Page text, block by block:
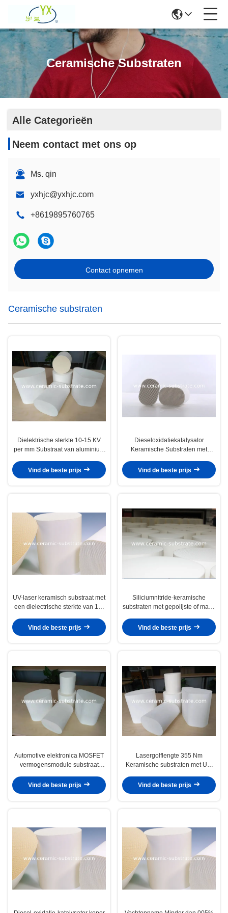
Ceramische Substraten
Alle Categorieën
Neem contact met ons op
Ms. qin
yxhjc@yxhjc.com
+8619895760765
Contact opnemen
Ceramische substraten
Dielektrische sterkte 10-15 KV
per mm Substraat van aluminium
aluminiumnitride AlN Compatibel
voor elektronische toepassingen
Vind de beste prijs
Dieseloxidatiekatalysator
Keramische Substraten met
Laserbewerking voor Prestaties
in Automobielsystemen
Vind de beste prijs
UV-laser keramisch substraat met
een dielectrische sterkte van 10-
voor elektronische circuitboards
en warmteverspreiding
Vind de beste prijs
Siliciumnitride-keramische
substraten met gepolijste of matte
voor power electronics en
verbeterde duurzaamheid
Vind de beste prijs
Automotive elektronica MOSFET
vermogensmodule substraat
ontworpen voor hoge
vermogensdichtheid en werking
Vind de beste prijs
Lasergolflengte 355 Nm
Keramische substraten met UV-
cellendichtheid 100 tot 600 CPSI
Geschikt voor precisieproductie
Vind de beste prijs